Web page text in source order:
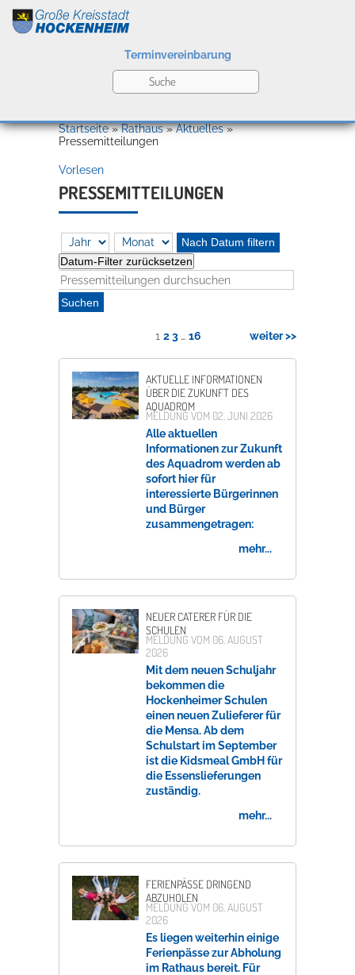
Kultur
Bildung
Wirtschaft
Rathaus
Service
Terminvereinbarung
Willkommen in Hockenheim
Konzerte, Tagungen und vieles mehr
Die Stadthalle Hockenheim bietet den perfekten Standort für Events
Spaß unter prickelnden Wasserfällen, das rauschende Meer im
Wellenbecken oder doch lieber die pure Entspannung auf der
Startseite»Rathaus»Aktuelles»
Pressemitteilungen
Vorlesen
PRESSEMITTEILUNGEN
Nach Datum filtern
Datum-Filter zurücksetzen
1 23 … 16 weiter >>
AKTUELLE INFORMATIONEN
ÜBER DIE ZUKUNFT DES
AQUADROM
MELDUNG VOM 02. JUNI 2026
Alle aktuellen
Informationen zur Zukunft
des Aquadrom werden ab
sofort hier für
interessierte Bürgerinnen
und Bürger
zusammengetragen:
mehr...
NEUER CATERER FÜR DIE
SCHULEN
MELDUNG VOM 06. AUGUST
2026
Mit dem neuen Schuljahr
bekommen die
Hockenheimer Schulen
einen neuen Zulieferer für
die Mensa. Ab dem
Schulstart im September
ist die Kidsmeal GmbH für
die Essenslieferungen
zuständig.
mehr...
FERIENPÄSSE DRINGEND
ABZUHOLEN
MELDUNG VOM 06. AUGUST
2026
Es liegen weiterhin einige
Ferienpässe zur Abholung
im Rathaus bereit. Für